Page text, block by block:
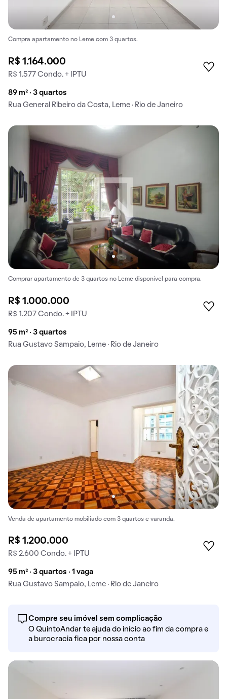
Compra apartamento no Leme com 3 quartos.
R$ 1.164.000
R$ 1.577 Condo. + IPTU
89 m² · 3 quartos
Rua General Ribeiro da Costa, Leme · Rio de Janeiro
Comprar apartamento de 3 quartos no Leme disponível para compra.
R$ 1.000.000
R$ 1.207 Condo. + IPTU
95 m² · 3 quartos
Rua Gustavo Sampaio, Leme · Rio de Janeiro
Venda de apartamento mobiliado com 3 quartos e varanda.
R$ 1.200.000
R$ 2.600 Condo. + IPTU
95 m² · 3 quartos · 1 vaga
Rua Gustavo Sampaio, Leme · Rio de Janeiro
Compre seu imóvel sem complicação
O QuintoAndar te ajuda do início ao fim da compra e
a burocracia fica por nossa conta